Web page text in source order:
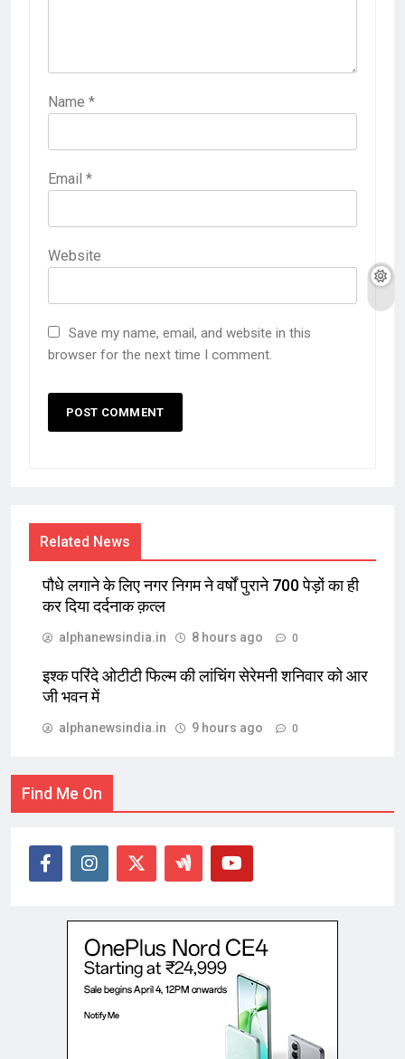
Name *
Email *
Website
Save my name, email, and website in this
browser for the next time I comment.
Related News
पौधे लगाने के लिए नगर निगम ने वर्षों पुराने 700 पेड़ों का ही
कर दिया दर्दनाक क़त्ल
alphanewsindia.in 8 hours ago 0
इश्क परिंदे ओटीटी फिल्म की लांचिंग सेरेमनी शनिवार को आर
जी भवन में
alphanewsindia.in 9 hours ago 0
Find Me On